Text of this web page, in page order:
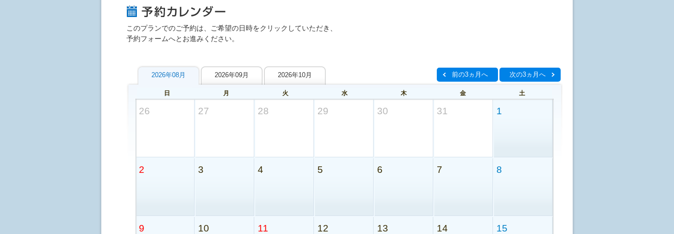
このプランでのご予約は、ご希望の日時をクリックしていただき、
予約フォームへとお進みください。
前の3ヵ月へ 次の3ヵ月へ
2026年08月 2026年09月 2026年10月
日 月 火 水 木 金 土
26 27 28 29 30 31 1
2 3 4 5 6 7 8
9 10 11 12 13 14 15